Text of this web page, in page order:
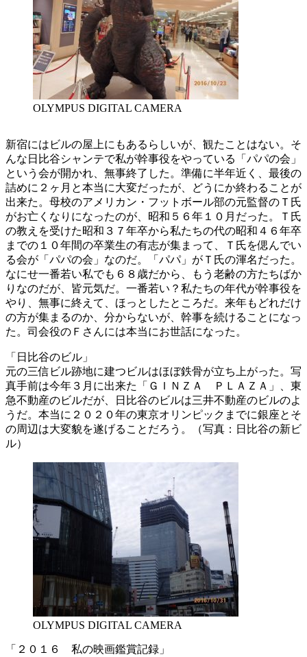
OLYMPUS DIGITAL CAMERA
新宿にはビルの屋上にもあるらしいが、観たことはない。そ
んな日比谷シャンテで私が幹事役をやっている「パパの会」
という会が開かれ、無事終了した。準備に半年近く、最後の
詰めに２ヶ月と本当に大変だったが、どうにか終わることが
出来た。母校のアメリカン・フットボール部の元監督のＴ氏
がお亡くなりになったのが、昭和５６年１０月だった。Ｔ氏
の教えを受けた昭和３７年卒から私たちの代の昭和４６年卒
までの１０年間の卒業生の有志が集まって、Ｔ氏を偲んでい
る会が「パパの会」なのだ。「パパ」がＴ氏の渾名だった。
なにせ一番若い私でも６８歳だから、もう老齢の方たちばか
りなのだが、皆元気だ。一番若い？私たちの年代が幹事役を
やり、無事に終えて、ほっとしたところだ。来年もどれだけ
の方が集まるのか、分からないが、幹事を続けることになっ
た。司会役のＦさんには本当にお世話になった。
「日比谷のビル」
元の三信ビル跡地に建つビルはほぼ鉄骨が立ち上がった。写
真手前は今年３月に出来た「ＧＩＮＺＡ ＰＬＡＺＡ」、東
急不動産のビルだが、日比谷のビルは三井不動産のビルのよ
うだ。本当に２０２０年の東京オリンピックまでに銀座とそ
の周辺は大変貌を遂げることだろう。（写真：日比谷の新ビ
ル）
OLYMPUS DIGITAL CAMERA
「２０１６ 私の映画鑑賞記録」